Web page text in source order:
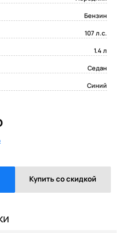
Бензин
107 л.с.
1.4 л
Седан
Синий
Купить со скидкой